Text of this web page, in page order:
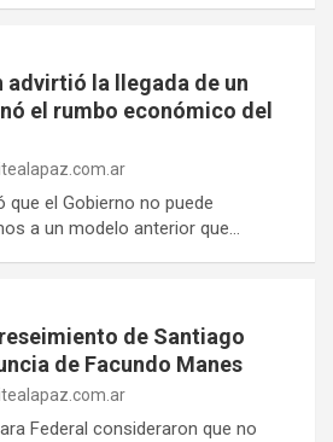
advirtió la llegada de un
el rumbo económico del
que el Gobierno no puede
a un modelo anterior que…
de Santiago
de Facundo Manes
Federal consideraron que no